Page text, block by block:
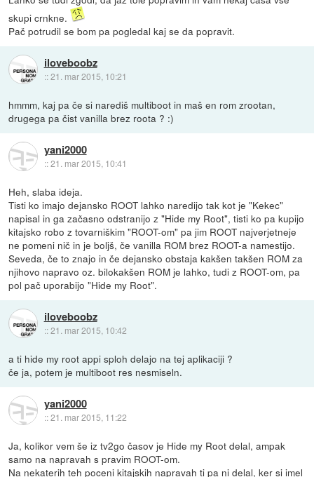
skupi crnkne.
Pač potrudil se bom pa pogledal kaj se da popravit.
iloveboobz
::21. mar 2015, 10:21
hmmm, kaj pa če si narediš multiboot in maš en rom zrootan,
drugega pa čist vanilla brez roota ? :)
yani2000
::21. mar 2015, 10:41
Heh, slaba ideja.
Tisti ko imajo dejansko ROOT lahko naredijo tak kot je "Kekec"
napisal in ga začasno odstranijo z "Hide my Root", tisti ko pa kupijo
kitajsko robo z tovarniškim "ROOT-om" pa jim ROOT najverjetneje
ne pomeni nič in je boljš, če vanilla ROM brez ROOT-a namestijo.
Seveda, če to znajo in če dejansko obstaja kakšen takšen ROM za
njihovo napravo oz. bilokakšen ROM je lahko, tudi z ROOT-om, pa
pol pač uporabijo "Hide my Root".
iloveboobz
::21. mar 2015, 10:42
a ti hide my root appi sploh delajo na tej aplikaciji ?
če ja, potem je multiboot res nesmiseln.
yani2000
::21. mar 2015, 11:22
Ja, kolikor vem še iz tv2go časov je Hide my Root delal, ampak
samo na napravah s pravim ROOT-om.
Na nekaterih teh poceni kitajskih napravah ti pa ni delal, ker si imel